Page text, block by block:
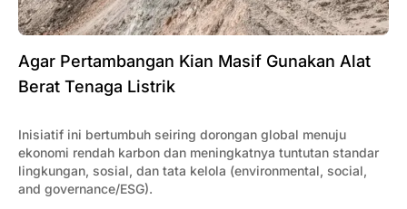
Agar Pertambangan Kian Masif Gunakan Alat
Berat Tenaga Listrik
Inisiatif ini bertumbuh seiring dorongan global menuju
ekonomi rendah karbon dan meningkatnya tuntutan standar
lingkungan, sosial, dan tata kelola (environmental, social,
and governance/ESG).